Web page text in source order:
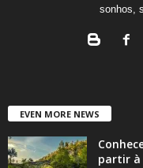
sonhos,
EVEN MORE NEWS
partir à